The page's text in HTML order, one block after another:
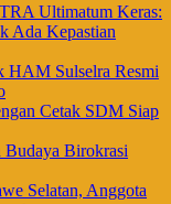
Ultimatum Keras:
Ada Kepastian
HAM Sulselra Resmi
Cetak SDM Siap
Budaya Birokrasi
Selatan, Anggota